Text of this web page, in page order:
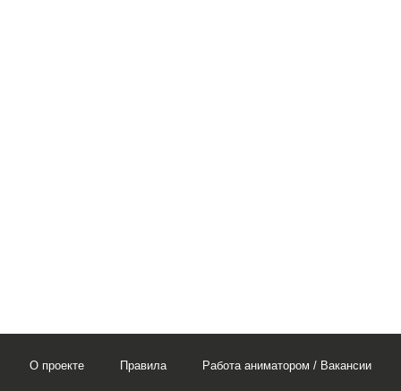
О проекте Правила Работа аниматором / Вакансии